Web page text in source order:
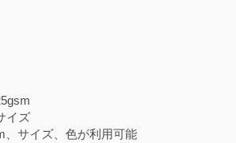
イズ
、サイズ、色が利用可能